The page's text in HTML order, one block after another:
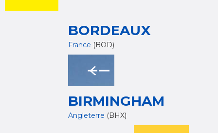
BORDEAUX
France (BOD)
BIRMINGHAM
Angleterre (BHX)